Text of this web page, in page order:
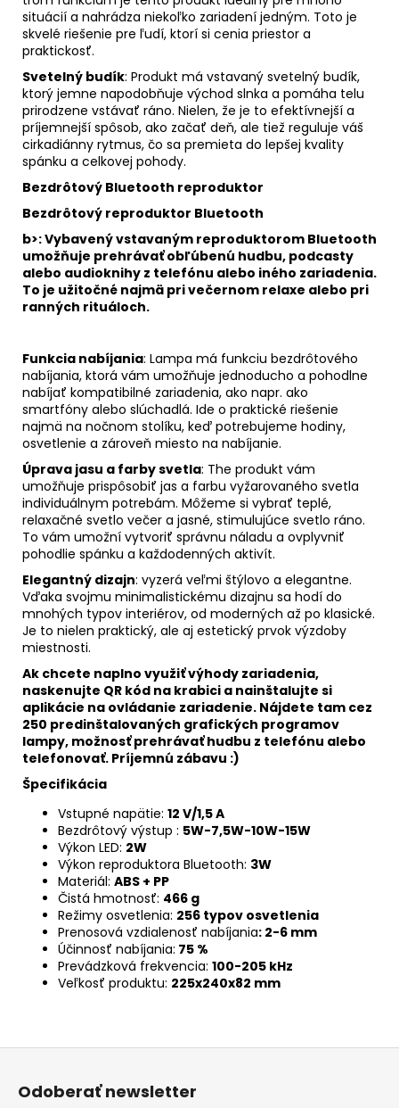
situácií a nahrádza niekoľko zariadení jedným. Toto je
skvelé riešenie pre ľudí, ktorí si cenia priestor a
praktickosť.
Svetelný budík: Produkt má vstavaný svetelný budík,
ktorý jemne napodobňuje východ slnka a pomáha telu
prirodzene vstávať ráno. Nielen, že je to efektívnejší a
príjemnejší spôsob, ako začať deň, ale tiež reguluje váš
cirkadiánny rytmus, čo sa premieta do lepšej kvality
spánku a celkovej pohody.
Bezdrôtový Bluetooth reproduktor
Bezdrôtový reproduktor Bluetooth
b>: Vybavený vstavaným reproduktorom Bluetooth
umožňuje prehrávať obľúbenú hudbu, podcasty
alebo audioknihy z telefónu alebo iného zariadenia.
To je užitočné najmä pri večernom relaxe alebo pri
ranných rituáloch.
Funkcia nabíjania: Lampa má funkciu bezdrôtového
nabíjania, ktorá vám umožňuje jednoducho a pohodlne
nabíjať kompatibilné zariadenia, ako napr. ako
smartfóny alebo slúchadlá. Ide o praktické riešenie
najmä na nočnom stolíku, keď potrebujeme hodiny,
osvetlenie a zároveň miesto na nabíjanie.
Úprava jasu a farby svetla: The produkt vám
umožňuje prispôsobiť jas a farbu vyžarovaného svetla
individuálnym potrebám. Môžeme si vybrať teplé,
relaxačné svetlo večer a jasné, stimulujúce svetlo ráno.
To vám umožní vytvoriť správnu náladu a ovplyvniť
pohodlie spánku a každodenných aktivít.
Elegantný dizajn: vyzerá veľmi štýlovo a elegantne.
Vďaka svojmu minimalistickému dizajnu sa hodí do
mnohých typov interiérov, od moderných až po klasické.
Je to nielen praktický, ale aj estetický prvok výzdoby
miestnosti.
Ak chcete naplno využiť výhody zariadenia,
naskenujte QR kód na krabici a nainštalujte si
aplikácie na ovládanie zariadenie. Nájdete tam cez
250 predinštalovaných grafických programov
lampy, možnosť prehrávať hudbu z telefónu alebo
telefonovať. Príjemnú zábavu :)
Špecifikácia
Vstupné napätie: 12 V/1,5 A
Bezdrôtový výstup : 5W-7,5W-10W-15W
Výkon LED: 2W
Výkon reproduktora Bluetooth: 3W
Materiál: ABS + PP
Čistá hmotnosť: 466 g
Režimy osvetlenia: 256 typov osvetlenia
Prenosová vzdialenosť nabíjania: 2-6 mm
Účinnosť nabíjania: 75 %
Prevádzková frekvencia: 100-205 kHz
Veľkosť produktu: 225x240x82 mm
Odoberať newsletter